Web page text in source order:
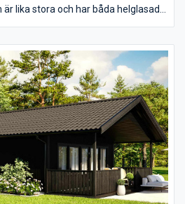
lika stora och har båda helglasade
att terrassen blir en naturlig
självklar samt uppskattad